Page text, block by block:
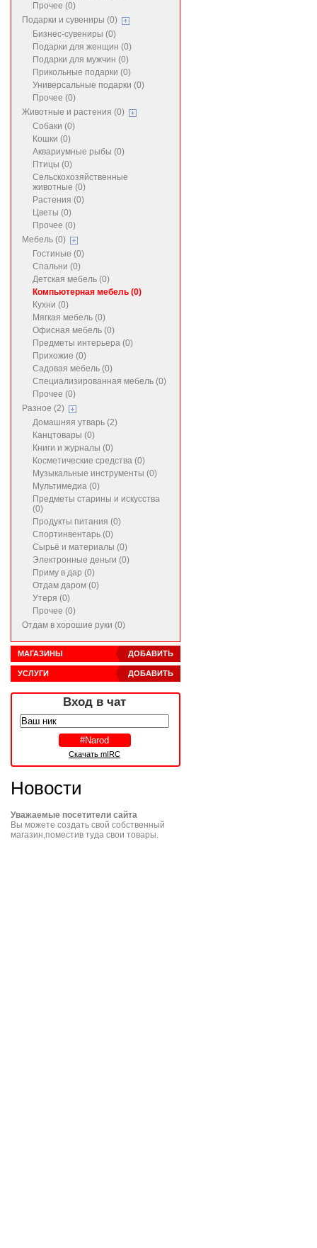
Прочее (0)
Подарки и сувениры (0)
Бизнес-сувениры (0)
Подарки для женщин (0)
Подарки для мужчин (0)
Прикольные подарки (0)
Универсальные подарки (0)
Прочее (0)
Животные и растения (0)
Собаки (0)
Кошки (0)
Аквариумные рыбы (0)
Птицы (0)
Сельскохозяйственные
животные (0)
Растения (0)
Цветы (0)
Прочее (0)
Мебель (0)
Гостиные (0)
Спальни (0)
Детская мебель (0)
Компьютерная мебель (0)
Кухни (0)
Мягкая мебель (0)
Офисная мебель (0)
Предметы интерьера (0)
Прихожие (0)
Садовая мебель (0)
Специализированная мебель (0)
Прочее (0)
Разное (2)
Домашняя утварь (2)
Канцтовары (0)
Книги и журналы (0)
Косметические средства (0)
Музыкальные инструменты (0)
Мультимедиа (0)
Предметы старины и искусства
(0)
Продукты питания (0)
Спортинвентарь (0)
Сырьё и материалы (0)
Электронные деньги (0)
Приму в дар (0)
Отдам даром (0)
Утеря (0)
Прочее (0)
Отдам в хорошие руки (0)
ДОБАВИТЬ
МАГАЗИНЫ
ДОБАВИТЬ
УСЛУГИ
Вход в чат
Скачать mIRC
Новости
Уважаемые посетители сайта
Вы можете создать свой собственный
магазин,поместив туда свои товары.